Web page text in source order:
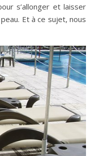
s’allonger et laisser
Et à ce sujet, nous